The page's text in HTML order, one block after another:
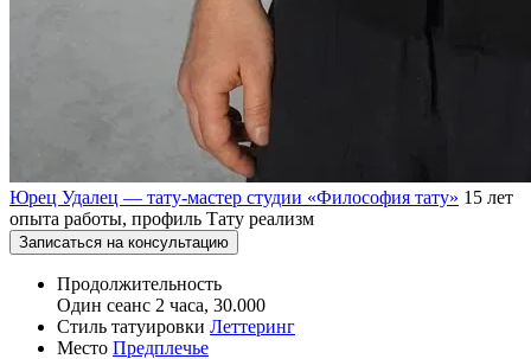
Юрец Удалец — тату-мастер студии «Философия тату» 15 лет
опыта работы, профиль Тату реализм
Записаться на консультацию
Продолжительность
Один сеанс 2 часа, 30.000
Стиль татуировки Леттеринг
Место Предплечье